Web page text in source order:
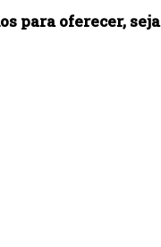
para oferecer, seja